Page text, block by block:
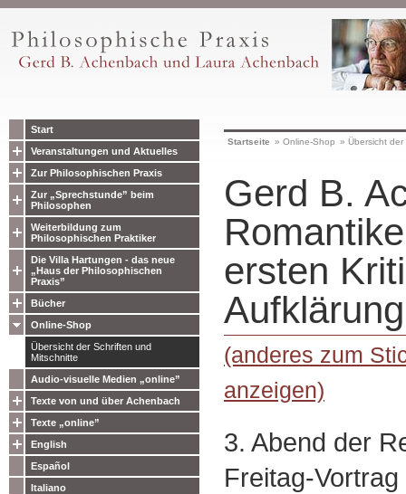
Start
Veranstaltungen und Aktuelles
Zur Philosophischen Praxis
Zur „Sprechstunde” beim
Philosophen
Weiterbildung zum
Philosophischen Praktiker
Die Villa Hartungen - das neue
„Haus der Philosophischen
Praxis”
Bücher
Online-Shop
Übersicht der Schriften und
Mitschnitte
Audio-visuelle Medien „online”
Texte von und über Achenbach
Texte „online”
English
Español
Italiano
Startseite » Online-Shop » Übersicht
Gerd B.
ersten
Aufklärung
(anderes zum
anzeigen)
3. Abend der
Freitag-